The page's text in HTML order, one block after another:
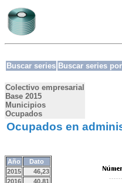
Buscar series Buscar series
Colectivo empresarial
Base 2015
Municipios
Ocupados
Ocupados en
Año
Dato
2015
46,23
2016
40,81